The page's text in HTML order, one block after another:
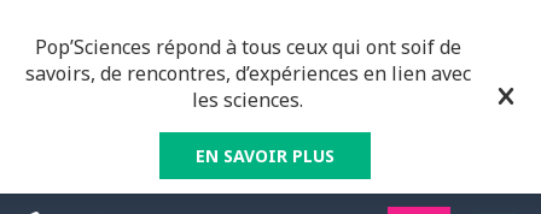
Pop’Sciences répond à tous ceux qui ont soif de
savoirs, de rencontres, d’expériences en lien avec
les sciences.
EN SAVOIR PLUS